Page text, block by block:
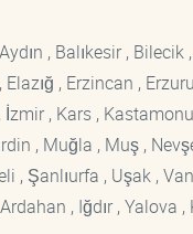
, Balıkesir , Bilecik
, Erzincan ,
, Kars ,
, Muğla , Muş ,
, Şanlıurfa , Uşak ,
, Iğdır , Yalova